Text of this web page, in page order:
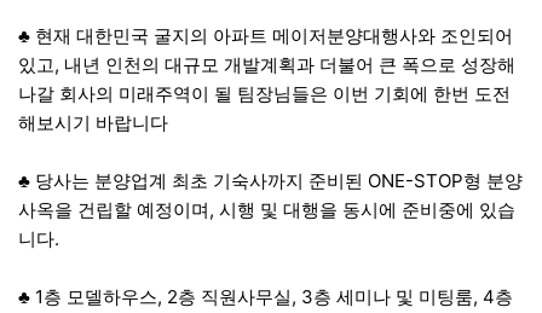
♣ 현재 대한민국 굴지의 아파트 메이저분양대행사와 조인되어
있고, 내년 인천의 대규모 개발계획과 더불어 큰 폭으로 성장해
나갈 회사의 미래주역이 될 팀장님들은 이번 기회에 한번 도전
해보시기 바랍니다
♣ 당사는 분양업계 최초 기숙사까지 준비된 ONE-STOP형 분양
사옥을 건립할 예정이며, 시행 및 대행을 동시에 준비중에 있습
니다.
♣ 1층 모델하우스, 2층 직원사무실, 3층 세미나 및 미팅룸, 4층